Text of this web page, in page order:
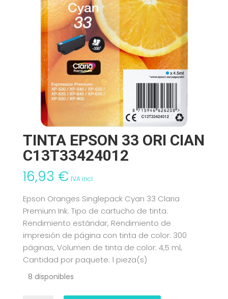
TINTA EPSON 33 ORI CIAN
C13T33424012
16,93 € IVA incl.
Epson Oranges Singlepack Cyan 33 Claria
Premium Ink. Tipo de cartucho de tinta:
Rendimiento estándar, Rendimiento de
impresión de página con tinta de color: 300
páginas, Volumen de tinta de color: 4,5 ml,
Cantidad por paquete: 1 pieza(s)
8 disponibles